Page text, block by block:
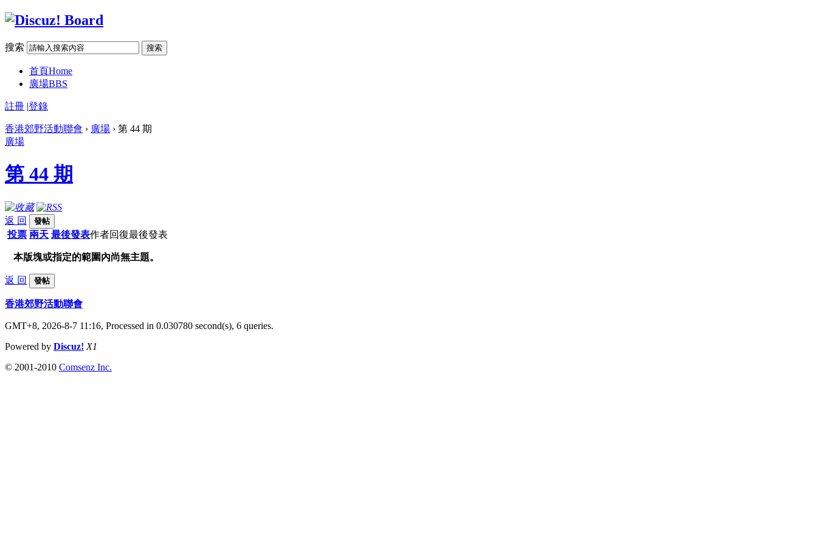
搜索 搜索
首頁Home
廣場BBS
註冊 |登錄
香港郊野活動聯會 › 廣場 › 第 44 期
廣場
第 44 期
返 回 發帖
投票 兩天 最後發表作者回復最後發表
本版塊或指定的範圍內尚無主題。
返 回 發帖
香港郊野活動聯會
GMT+8, 2026-8-7 11:16, Processed in 0.030780 second(s), 6 queries.
Powered by Discuz! X1
© 2001-2010 Comsenz Inc.